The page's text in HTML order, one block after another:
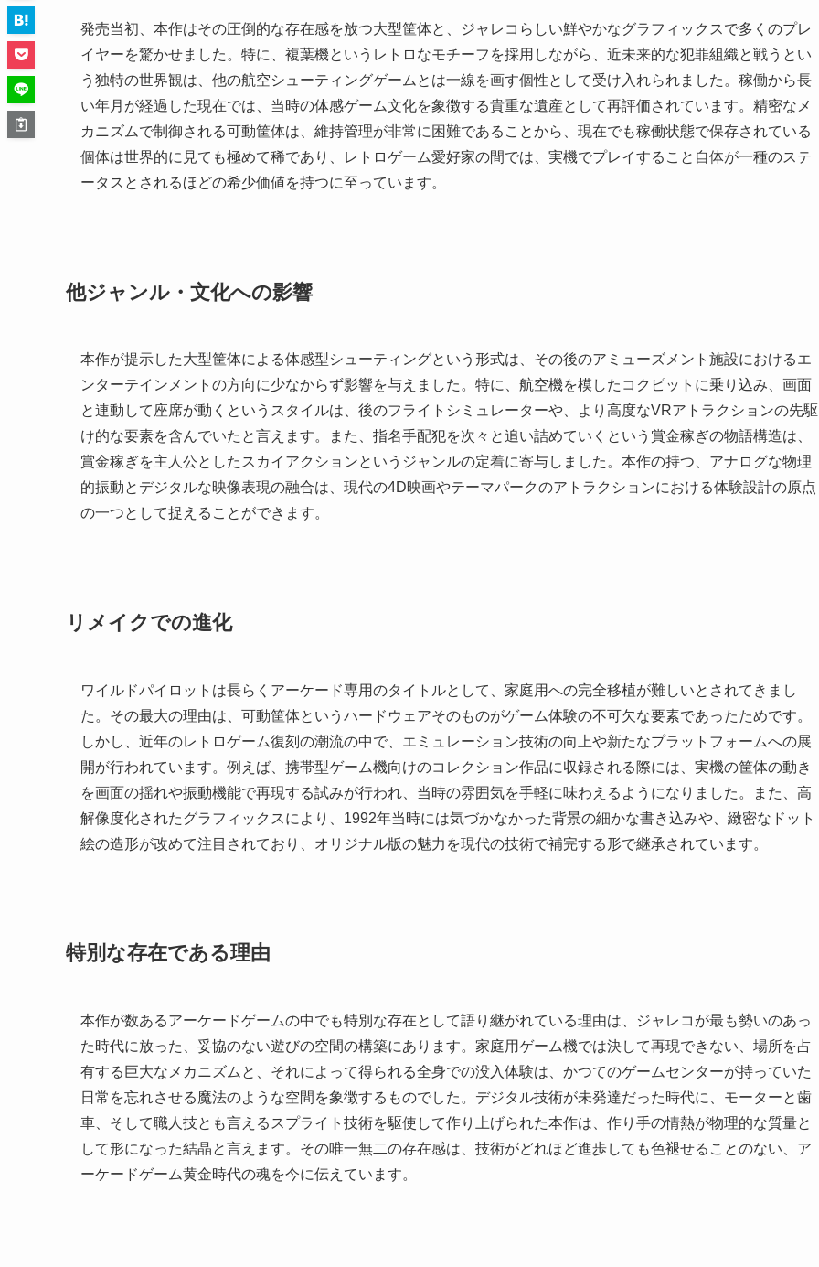
発売当初、本作はその圧倒的な存在感を放つ大型筐体と、ジャレコらしい鮮やかなグラフィックスで多くのプレ
イヤーを驚かせました。特に、複葉機というレトロなモチーフを採用しながら、近未来的な犯罪組織と戦うとい
う独特の世界観は、他の航空シューティングゲームとは一線を画す個性として受け入れられました。稼働から長
い年月が経過した現在では、当時の体感ゲーム文化を象徴する貴重な遺産として再評価されています。精密なメ
カニズムで制御される可動筐体は、維持管理が非常に困難であることから、現在でも稼働状態で保存されている
個体は世界的に見ても極めて稀であり、レトロゲーム愛好家の間では、実機でプレイすること自体が一種のステ
ータスとされるほどの希少価値を持つに至っています。
他ジャンル・文化への影響
本作が提示した大型筐体による体感型シューティングという形式は、その後のアミューズメント施設におけるエ
ンターテインメントの方向に少なからず影響を与えました。特に、航空機を模したコクピットに乗り込み、画面
と連動して座席が動くというスタイルは、後のフライトシミュレーターや、より高度なVRアトラクションの先駆
け的な要素を含んでいたと言えます。また、指名手配犯を次々と追い詰めていくという賞金稼ぎの物語構造は、
賞金稼ぎを主人公としたスカイアクションというジャンルの定着に寄与しました。本作の持つ、アナログな物理
的振動とデジタルな映像表現の融合は、現代の4D映画やテーマパークのアトラクションにおける体験設計の原点
の一つとして捉えることができます。
リメイクでの進化
ワイルドパイロットは長らくアーケード専用のタイトルとして、家庭用への完全移植が難しいとされてきまし
た。その最大の理由は、可動筐体というハードウェアそのものがゲーム体験の不可欠な要素であったためです。
しかし、近年のレトロゲーム復刻の潮流の中で、エミュレーション技術の向上や新たなプラットフォームへの展
開が行われています。例えば、携帯型ゲーム機向けのコレクション作品に収録される際には、実機の筐体の動き
を画面の揺れや振動機能で再現する試みが行われ、当時の雰囲気を手軽に味わえるようになりました。また、高
解像度化されたグラフィックスにより、1992年当時には気づかなかった背景の細かな書き込みや、緻密なドット
絵の造形が改めて注目されており、オリジナル版の魅力を現代の技術で補完する形で継承されています。
特別な存在である理由
本作が数あるアーケードゲームの中でも特別な存在として語り継がれている理由は、ジャレコが最も勢いのあっ
た時代に放った、妥協のない遊びの空間の構築にあります。家庭用ゲーム機では決して再現できない、場所を占
有する巨大なメカニズムと、それによって得られる全身での没入体験は、かつてのゲームセンターが持っていた
日常を忘れさせる魔法のような空間を象徴するものでした。デジタル技術が未発達だった時代に、モーターと歯
車、そして職人技とも言えるスプライト技術を駆使して作り上げられた本作は、作り手の情熱が物理的な質量と
して形になった結晶と言えます。その唯一無二の存在感は、技術がどれほど進歩しても色褪せることのない、ア
ーケードゲーム黄金時代の魂を今に伝えています。